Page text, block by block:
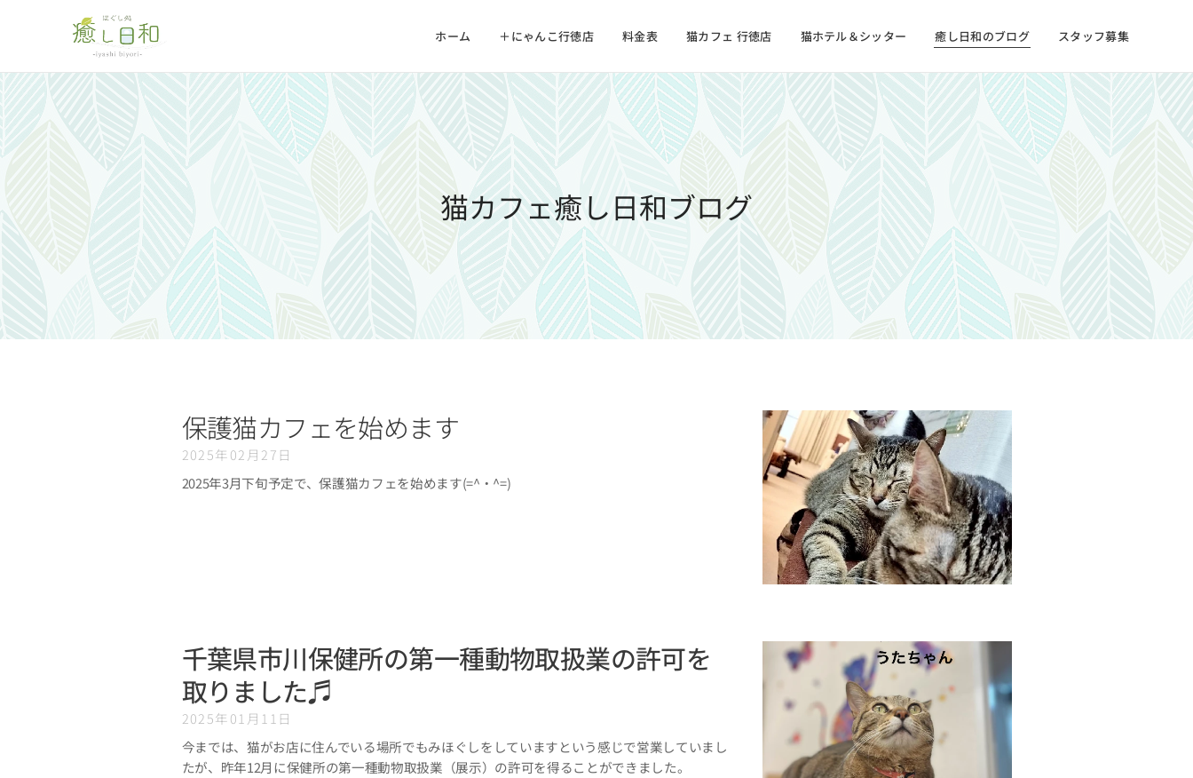
ホーム ＋にゃんこ行徳店 料金表 猫カフェ 行徳店 猫ホテル＆シッター 癒し日和のブログ スタッフ募集
猫カフェ癒し日和ブログ
保護猫カフェを始めます
2025年02月27日
2025年3月下旬予定で、保護猫カフェを始めます(=^・^=)
千葉県市川保健所の第一種動物取扱業の許可を
取りました♬
2025年01月11日
今までは、猫がお店に住んでいる場所でもみほぐしをしていますという感じで営業していまし
たが、昨年12月に保健所の第一種動物取扱業（展示）の許可を得ることができました。